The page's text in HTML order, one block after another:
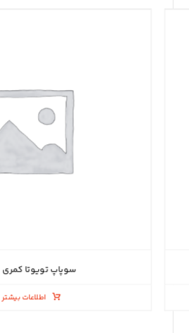
سوپاپ تویوتا کمری
اطلاعات بیشتر